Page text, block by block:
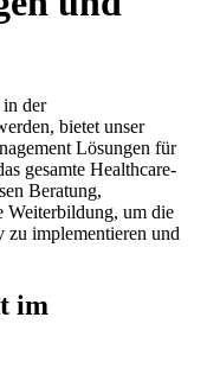
der
bietet unser
Lösungen für
gesamte Healthcare-
Beratung,
Weiterbildung, um die
zu implementieren und
im